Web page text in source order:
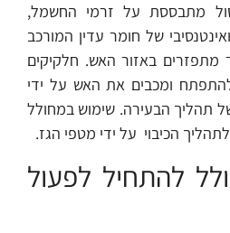
מתבססת על זרמי החשמל,
של חומר עדין המורכב
מתפזרים באזור האש. חלקיקים
ומכבים את האש על ידי
תהליך הבעירה. שימוש במחולל
הכיבוי על ידי מטפי הגז.
להתחיל לפעול